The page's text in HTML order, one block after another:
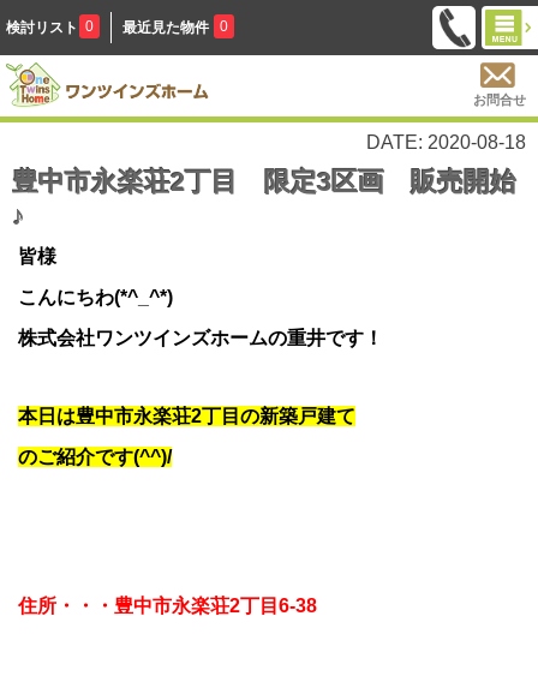
検討リスト 0 最近見た物件 0
お問合せ
DATE: 2020-08-18
豊中市永楽荘2丁目 限定3区画 販売開始
♪
皆様
こんにちわ(*^_^*)
株式会社ワンツインズホームの重井です！
本日は豊中市永楽荘2丁目の新築戸建て
のご紹介です(^^)/
住所・・・豊中市永楽荘2丁目6-38